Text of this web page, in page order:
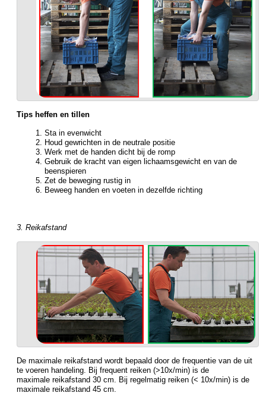
Tips heffen en tillen
Sta in evenwicht
Houd gewrichten in de neutrale positie
Werk met de handen dicht bij de romp
Gebruik de kracht van eigen lichaamsgewicht en van de
beenspieren
Zet de beweging rustig in
Beweeg handen en voeten in dezelfde richting
3. Reikafstand
De maximale reikafstand wordt bepaald door de frequentie van de uit
te voeren handeling. Bij frequent reiken (>10x/min) is de
maximale reikafstand 30 cm. Bij regelmatig reiken (< 10x/min) is de
maximale reikafstand 45 cm.